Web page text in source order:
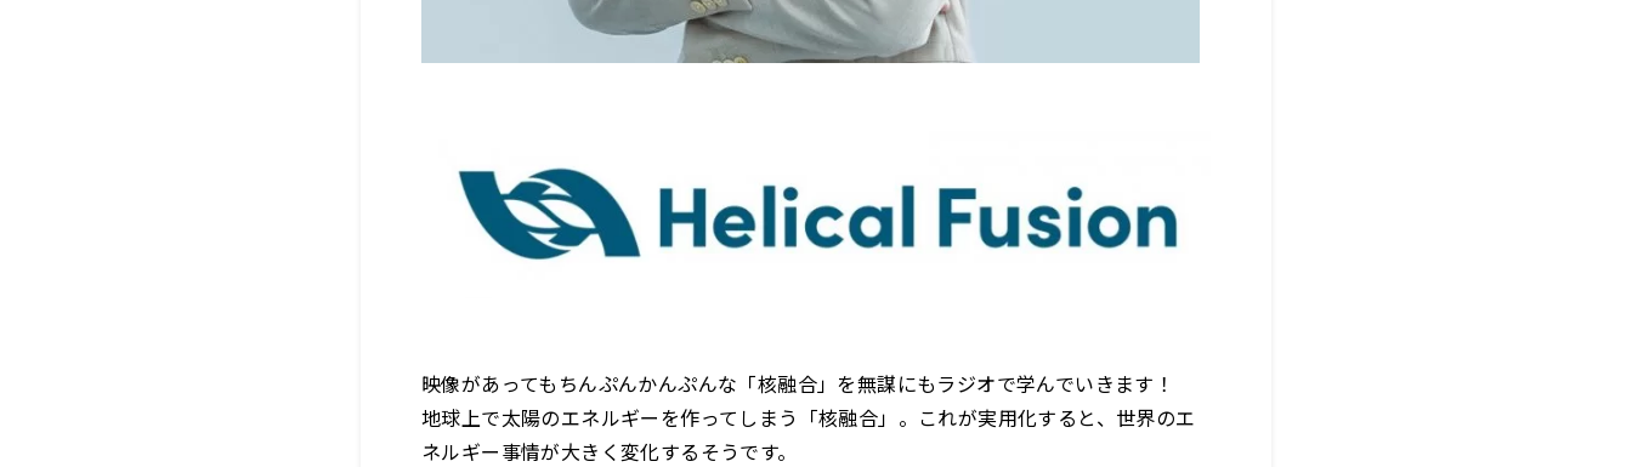
映像があってもちんぷんかんぷんな「核融合」を無謀にもラジオで学んでいきます！
地球上で太陽のエネルギーを作ってしまう「核融合」。これが実用化すると、世界のエ
ネルギー事情が大きく変化するそうです。